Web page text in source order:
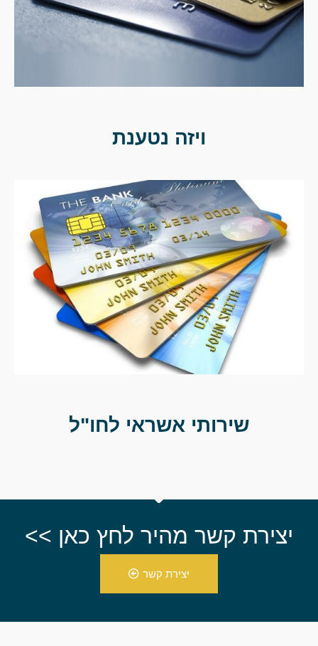
ויזה נטענת
שירותי אשראי לחו"ל
יצירת קשר מהיר לחץ כאן >>
יצירת קשר